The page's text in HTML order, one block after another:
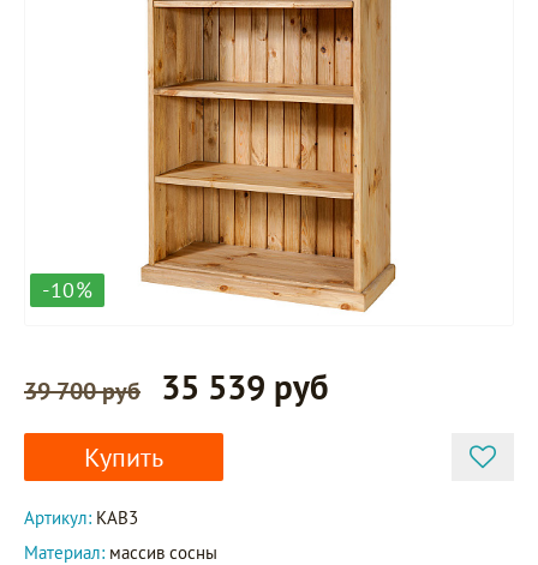
-10%
39 700 руб 35 539 руб
Купить
Артикул: KAB3
Материал: массив сосны